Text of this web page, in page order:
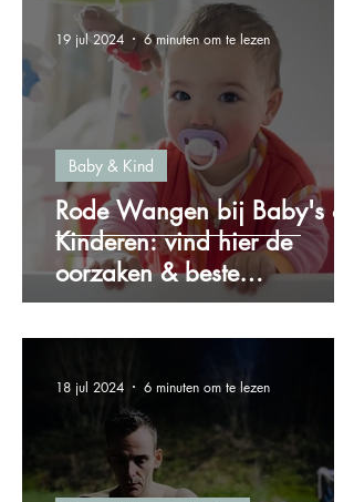
Rode Wangen bij Baby's &
Kinderen: vind hier de
oorzaken & beste
oplossingen!
Baby & Kind
19 jul 2024 6 minuten om te lezen
18 jul 2024 6 minuten om te lezen